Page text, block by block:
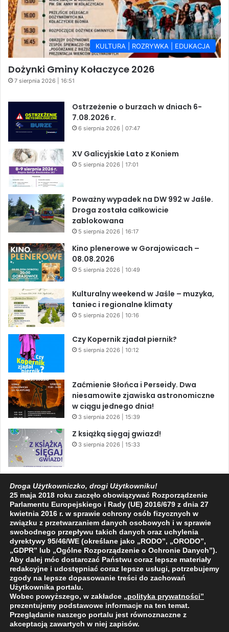
KULTURA | ROZRYWKA | EDUKACJA
Dożynki Gminy Kołaczyce 2026
7 sierpnia 2026 | 16:51
Ostrzeżenie o burzach w dniach 6-
7.08.2026 r.
6 sierpnia 2026 | 07:47
XV Galicyjskie Lato z Koniem
5 sierpnia 2026 | 17:01
Poważny wypadek na DW 992 w Jaśle.
Droga została całkowicie
zablokowana
5 sierpnia 2026 | 16:17
Kino plenerowe w Gorajowicach –
08.08.2026
5 sierpnia 2026 | 10:49
Kulturalny weekend w Jaśle – muzyka,
taniec i regionalne klimaty
5 sierpnia 2026 | 10:16
Czy Kopernik zjadał piernik?
5 sierpnia 2026 | 10:12
Zaćmienie Słońca i Perseidy. Dwa
niesamowite zjawiska astronomiczne
w ciągu jednego dnia!
3 sierpnia 2026 | 15:39
Z książką sięgaj gwiazd!
3 sierpnia 2026 | 15:33
rocznicą AKCJI „PENSJONAT”
1 sierpnia 2026 | 20:34
Facebook
X YouTube
2009 - 2026 © Wszelkie prawa zastrzeżone
O NAS
REDAKCJA POLITYKA PRYWATNOŚCI
Droga Użytkowniczko, drogi Użytkowniku!
25 maja 2018 roku zaczęło obowiązywać Rozporządzenie
Parlamentu Europejskiego i Rady (UE) 2016/679 z dnia 27
kwietnia 2016 r. w sprawie ochrony osób fizycznych w
związku z przetwarzaniem danych osobowych i w sprawie
swobodnego przepływu takich danych oraz uchylenia
dyrektywy 95/46/WE (określane jako „RODO”, „ORODO”,
„GDPR” lub „Ogólne Rozporządzenie o Ochronie Danych”).
Aby dalej móc dostarczać Państwu coraz lepsze materiały
redakcyjne i udostępniać coraz lepsze usługi, potrzebujemy
zgody na lepsze dopasowanie treści do zachowań
Użytkownika portalu.
Wobec powyższego, w zakładce „polityka prywatności”
prezentujemy podstawowe informacje na ten temat.
Przeglądanie naszego portalu jest równoznaczne z
akceptacją zawartych w niej zapisów.